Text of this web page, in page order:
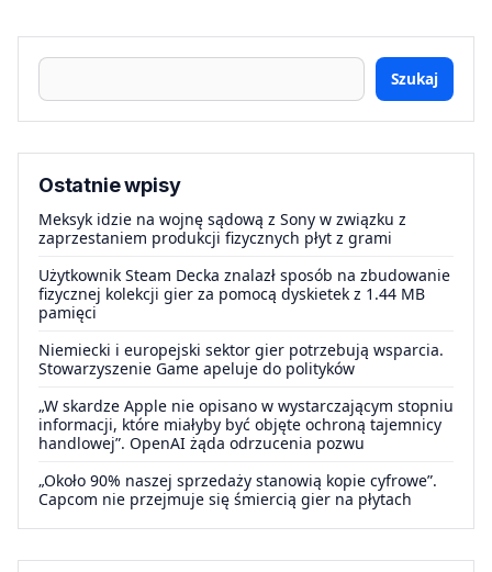
Szukaj
Ostatnie wpisy
Meksyk idzie na wojnę sądową z Sony w związku z
zaprzestaniem produkcji fizycznych płyt z grami
Użytkownik Steam Decka znalazł sposób na zbudowanie
fizycznej kolekcji gier za pomocą dyskietek z 1.44 MB
pamięci
Niemiecki i europejski sektor gier potrzebują wsparcia.
Stowarzyszenie Game apeluje do polityków
„W skardze Apple nie opisano w wystarczającym stopniu
informacji, które miałyby być objęte ochroną tajemnicy
handlowej”. OpenAI żąda odrzucenia pozwu
„Około 90% naszej sprzedaży stanowią kopie cyfrowe”.
Capcom nie przejmuje się śmiercią gier na płytach